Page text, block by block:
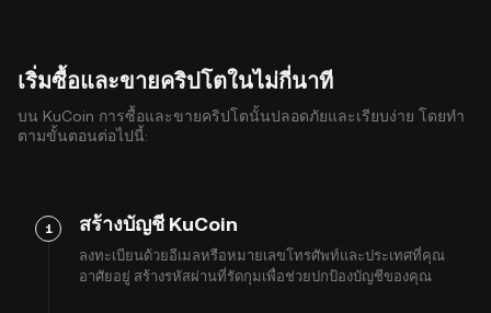
เริ่มซื้อและขายคริปโตในไม่กี่นาที
บน KuCoin การซื้อและขายคริปโตนั้นปลอดภัยและเรียบง่าย โดยทำ
ตามขั้นตอนต่อไปนี้:
1 สร้างบัญชี KuCoin
ลงทะเบียนด้วยอีเมลหรือหมายเลขโทรศัพท์และประเทศที่คุณ
อาศัยอยู่ สร้างรหัสผ่านที่รัดกุมเพื่อช่วยปกป้องบัญชีของคุณ